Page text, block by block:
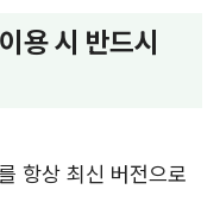
용 시 반드시
항상 최신 버전으로